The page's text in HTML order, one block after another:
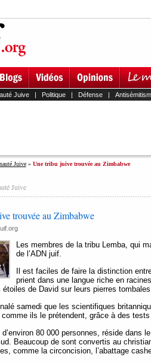
Juive| Politique| Défense|
Juive» Une tribu juive trouvée au Zimbabwe
Juive
trouvée au Zimbabwe
Les membres de la tribu Lemba, qui
de l’ADN juif.
Il est faciles de faire la distinction
prient dans une langue riche en
étoiles de David sur leurs pierres
samedi que les scientifiques
ils le prétendent, grâce à des tests
d’environ 80 000 personnes, réside dans
Beaucoup de sont convertis au
comme la circoncision, l’abattage